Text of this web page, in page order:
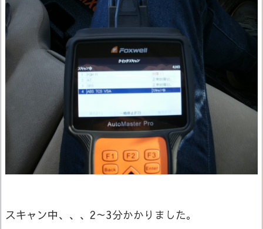
スキャン中、、、2～3分かかりました。